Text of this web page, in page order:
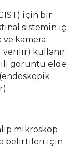
için bir
sistemin iç
ve kamera
kullanır.
görüntü elde
mikroskop
belirtileri için